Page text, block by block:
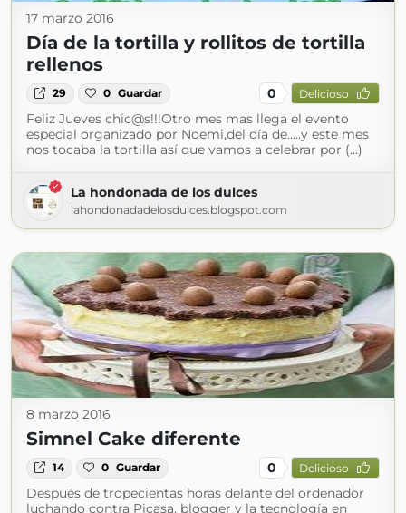
17 marzo 2016
Día de la tortilla y rollitos de tortilla
rellenos
29 0 Guardar 0 Delicioso
Feliz Jueves chic@s!!!Otro mes mas llega el evento
especial organizado por Noemi,del día de.....y este mes
nos tocaba la tortilla así que vamos a celebrar por (...)
La hondonada de los dulces
lahondonadadelosdulces.blogspot.com
8 marzo 2016
Simnel Cake diferente
14 0 Guardar 0 Delicioso
Después de tropecientas horas delante del ordenador
luchando contra Picasa, blogger y la tecnología en